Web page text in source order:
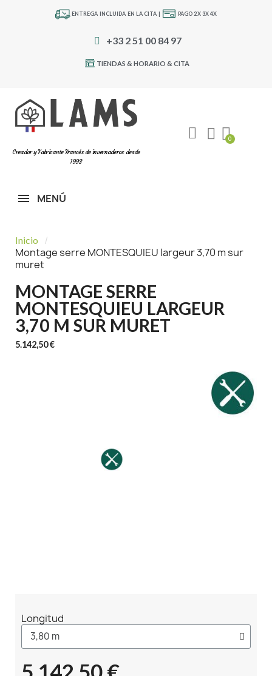
ENTREGA INCLUIDA EN LA CITA | PAGO 2X 3X 4X
+33 2 51 00 84 97
TIENDAS & HORARIO & CITA
Creador y Fabricante Francés de invernaderos desde
1993
MENÚ
Inicio
Montage serre MONTESQUIEU largeur 3,70 m sur
muret
MONTAGE SERRE
MONTESQUIEU LARGEUR
3,70 M SUR MURET
5.142,50 €
Longitud